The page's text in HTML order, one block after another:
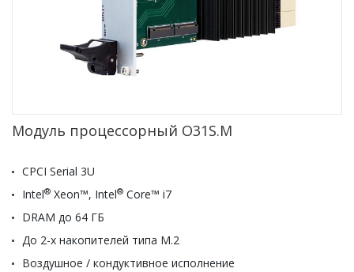
Модуль процессорный O31S.M
CPCI Serial 3U
Intel® Xeon™, Intel® Core™ i7
DRAM до 64 ГБ
До 2-х накопителей типа М.2
Воздушное / кондуктивное исполнение